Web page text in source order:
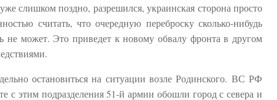
слишком поздно, разрешился, украинская сторона просто
считать, что очередную переброску сколько-нибудь
не может. Это приведет к новому обвалу фронта в другом
остановиться на ситуации возле Родинского. ВС РФ
с этим подразделения 51-й армии обошли город с севера и